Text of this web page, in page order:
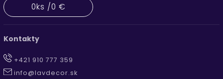
0ks /0 €
Kontakty
+421 910 777 359
info@lavdecor.sk